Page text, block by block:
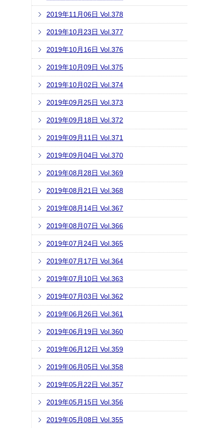
2019年11月06日 Vol.378
2019年10月23日 Vol.377
2019年10月16日 Vol.376
2019年10月09日 Vol.375
2019年10月02日 Vol.374
2019年09月25日 Vol.373
2019年09月18日 Vol.372
2019年09月11日 Vol.371
2019年09月04日 Vol.370
2019年08月28日 Vol.369
2019年08月21日 Vol.368
2019年08月14日 Vol.367
2019年08月07日 Vol.366
2019年07月24日 Vol.365
2019年07月17日 Vol.364
2019年07月10日 Vol.363
2019年07月03日 Vol.362
2019年06月26日 Vol.361
2019年06月19日 Vol.360
2019年06月12日 Vol.359
2019年06月05日 Vol.358
2019年05月22日 Vol.357
2019年05月15日 Vol.356
2019年05月08日 Vol.355